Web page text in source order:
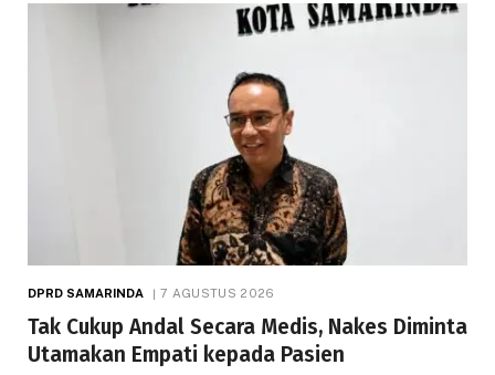
DPRD SAMARINDA 7 AGUSTUS 2026
Tak Cukup Andal Secara Medis, Nakes Diminta
Utamakan Empati kepada Pasien